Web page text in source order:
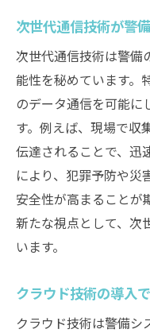
成
警備の未来を見
ン
エコフレン
再生可能エ
環境負荷を
持続可能な
次世代通信技術が警
次世代通信技術は警備
能性を秘めています。
のデータ通信を可能に
す。例えば、現場で収
伝達されることで、迅
により、犯罪予防や災
安全性が高まることが
新たな視点として、次
います。
クラウド技術の導入
クラウド技術は警備シ